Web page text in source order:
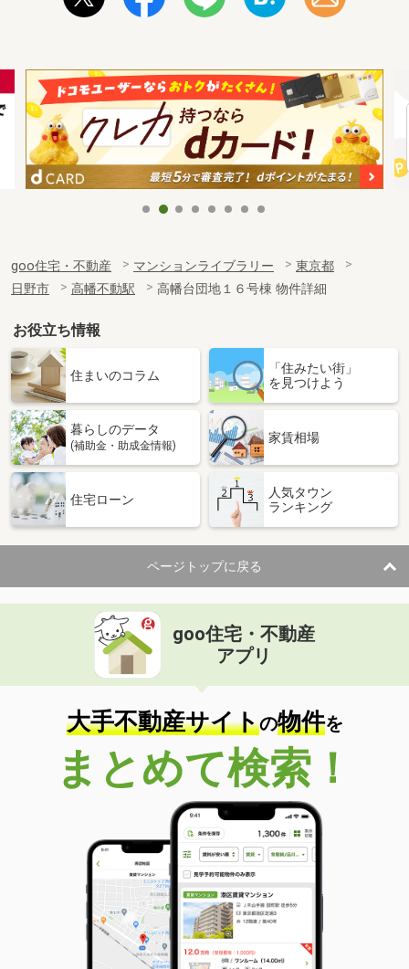
goo住宅・不動産 マンションライブラリー
東京都
日野市
高幡不動駅 高幡台団地１６号棟 物件詳細
お役立ち情報
住まいのコラム
「住みたい街」
を見つけよう
暮らしのデータ
(補助金・助成金情報)
家賃相場
住宅ローン
人気タウン
ランキング
ページトップに戻る
goo住宅・不動産
アプリ
大手不動産サイトの物件を
まとめて検索！